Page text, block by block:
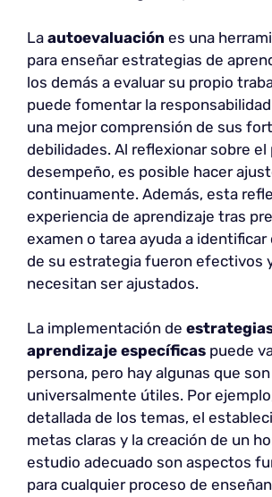
La autoevaluación es una
para enseñar estrategias de
los demás a evaluar su propio
puede fomentar la
una mejor comprensión de sus
debilidades. Al reflexionar sobre el
desempeño, es posible hacer
continuamente. Además, esta
experiencia de aprendizaje tras
examen o tarea ayuda a
de su estrategia fueron efectivos
necesitan ser ajustados.
La implementación de
aprendizaje específicas puede
persona, pero hay algunas que son
universalmente útiles. Por
detallada de los temas, el
metas claras y la creación de un
estudio adecuado son aspectos
para cualquier proceso de